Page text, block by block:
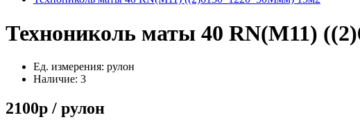
Технониколь маты 40 RN(М11)
Ед. измерения: рулон
Наличие: 3
2100р / рулон